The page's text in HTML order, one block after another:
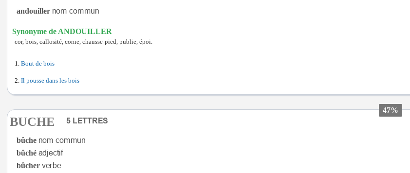
andouiller
Synonyme de ANDOUILLER
cor, bois, callosité, corne, chausse-pied, publie, époi.
Bout de bois
Il pousse dans les bois
47%
BUCHE
bûche
bûché
bûcher